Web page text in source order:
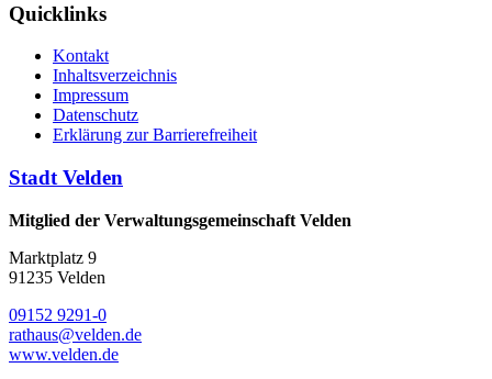
Quicklinks
Kontakt
Inhaltsverzeichnis
Impressum
Datenschutz
Erklärung zur Barrierefreiheit
Stadt Velden
Mitglied der Verwaltungsgemeinschaft Velden
Marktplatz 9
91235 Velden
09152 9291-0
rathaus@velden.de
www.velden.de